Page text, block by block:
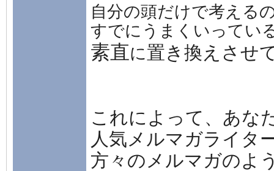
自分の頭だけで考える
すでにうまくいってい
素直に置き換えさせ
これによって、あな
人気メルマガライタ
方々のメルマガのよ